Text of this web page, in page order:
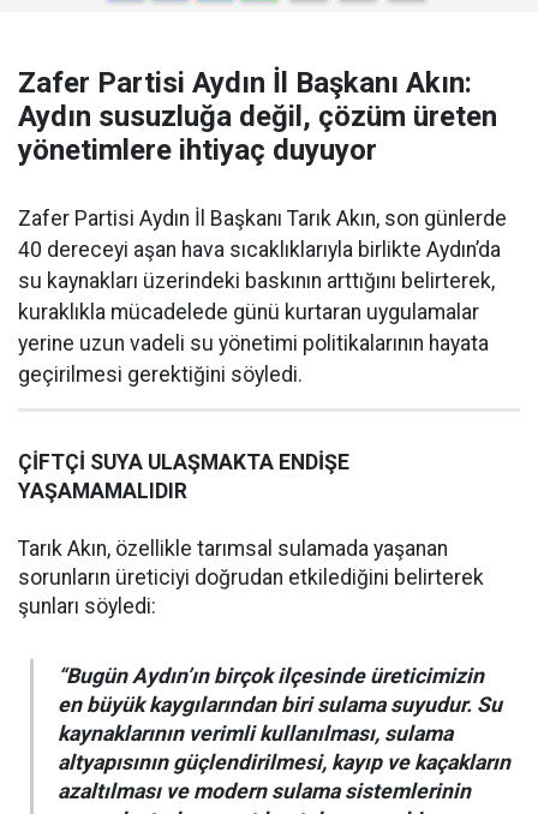
Zafer Partisi Aydın İl Başkanı Akın:
Aydın susuzluğa değil, çözüm üreten
yönetimlere ihtiyaç duyuyor
Zafer Partisi Aydın İl Başkanı Tarık Akın, son günlerde
40 dereceyi aşan hava sıcaklıklarıyla birlikte Aydın’da
su kaynakları üzerindeki baskının arttığını belirterek,
kuraklıkla mücadelede günü kurtaran uygulamalar
yerine uzun vadeli su yönetimi politikalarının hayata
geçirilmesi gerektiğini söyledi.
ÇİFTÇİ SUYA ULAŞMAKTA ENDİŞE
YAŞAMAMALIDIR
Tarık Akın, özellikle tarımsal sulamada yaşanan
sorunların üreticiyi doğrudan etkilediğini belirterek
şunları söyledi:
“Bugün Aydın’ın birçok ilçesinde üreticimizin
en büyük kaygılarından biri sulama suyudur. Su
kaynaklarının verimli kullanılması, sulama
altyapısının güçlendirilmesi, kayıp ve kaçakların
azaltılması ve modern sulama sistemlerinin